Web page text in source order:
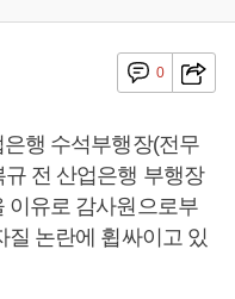
0
행 수석부행장(전무
전 산업은행 부행장
이유로 감사원으로부
질 논란에 휩싸이고 있